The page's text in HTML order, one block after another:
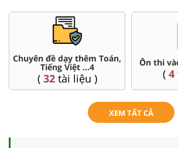
Chuyên đề dạy thêm Toán,
Tiếng Việt ...4
( 32tài liệu )
Ôn thi
( 4
XEM TẤT CẢ